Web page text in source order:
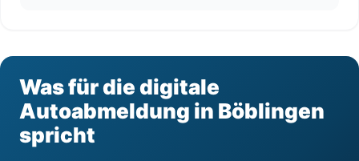
Was für die digitale
Autoabmeldung in Böblingen
spricht